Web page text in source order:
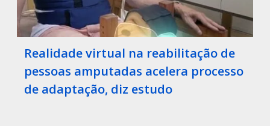
Realidade virtual na reabilitação de
pessoas amputadas acelera processo
de adaptação, diz estudo